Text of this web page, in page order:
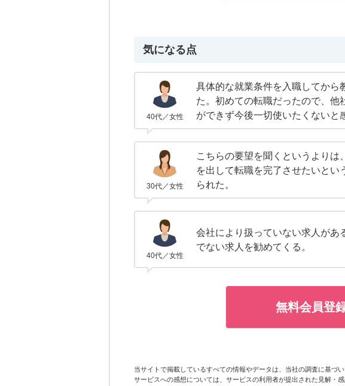
気になる点
40代／女性
具体的な就業条件を入職してから
た。初めての転職だったので、他
ができず今後一切使いたくないと
30代／女性
こちらの要望を聞くというよりは
を出して転職を完了させたいとい
られた。
40代／女性
会社により扱っていない求人があ
でない求人を勧めてくる。
無料会員登
当サイトで掲載しているすべての情報やデータは、当社の調査に基づ
サービスへの感想については、サービスの利用者が提出された見解・